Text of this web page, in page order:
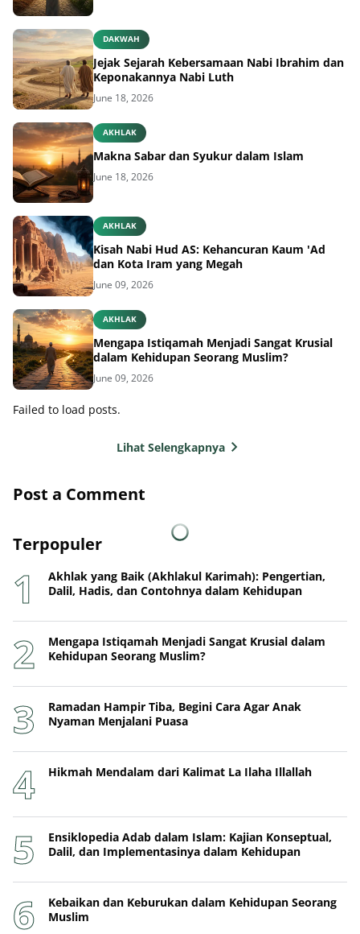
DAKWAH
Jejak Sejarah Kebersamaan Nabi Ibrahim dan
Keponakannya Nabi Luth
June 18, 2026
AKHLAK
Makna Sabar dan Syukur dalam Islam
June 18, 2026
AKHLAK
Kisah Nabi Hud AS: Kehancuran Kaum 'Ad
dan Kota Iram yang Megah
June 09, 2026
AKHLAK
Mengapa Istiqamah Menjadi Sangat Krusial
dalam Kehidupan Seorang Muslim?
June 09, 2026
Failed to load posts.
Lihat Selengkapnya
Post a Comment
Terpopuler
Akhlak yang Baik (Akhlakul Karimah): Pengertian,
Dalil, Hadis, dan Contohnya dalam Kehidupan
Mengapa Istiqamah Menjadi Sangat Krusial dalam
Kehidupan Seorang Muslim?
Ramadan Hampir Tiba, Begini Cara Agar Anak
Nyaman Menjalani Puasa
Hikmah Mendalam dari Kalimat La Ilaha Illallah
Ensiklopedia Adab dalam Islam: Kajian Konseptual,
Dalil, dan Implementasinya dalam Kehidupan
Kebaikan dan Keburukan dalam Kehidupan Seorang
Muslim